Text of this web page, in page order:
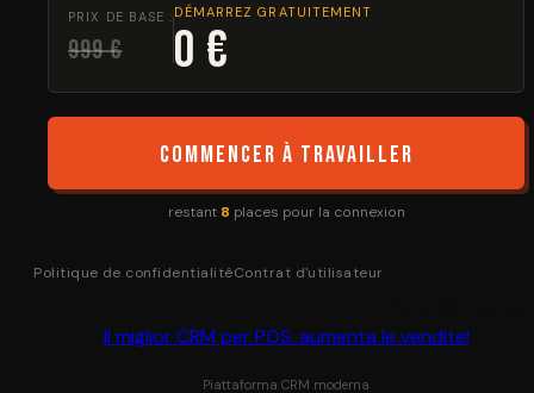
PRIX DE BASE :
999 €
DÉMARREZ GRATUITEMENT
0 €
Commencer à travailler
restant 8 places pour la connexion
Politique de confidentialitéContrat d'utilisateur
Il miglior CRM per POS: aumenta le vendite!
Piattaforma CRM moderna